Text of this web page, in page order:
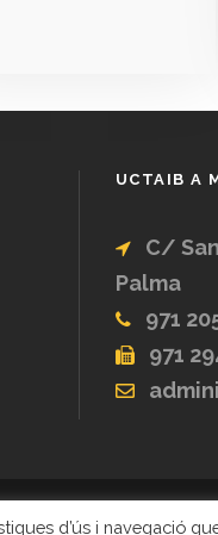
UCTAIB A
C/
Palma
971
971
d’ús i navegació